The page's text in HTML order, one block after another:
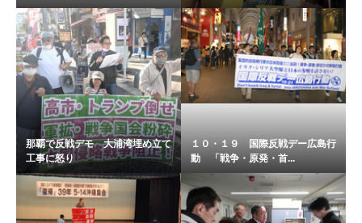
那覇で反戦デモ 大浦湾埋め立て
工事に怒り
１０・１９ 国際反戦デー広島行
動 「戦争・原発・首...